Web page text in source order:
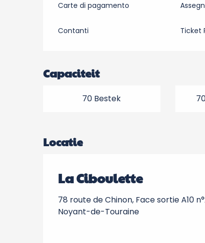
Carte di pagamento
Contanti Ticket
Capaciteit
70 Bestek
Locatie
La Ciboulette
78 route de Chinon, Face sortie A10
Noyant-de-Touraine